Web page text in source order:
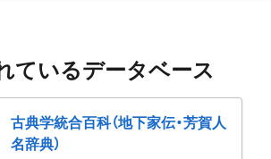
ているデータベース
古典学統合百科（地下家伝・芳賀人
名辞典）